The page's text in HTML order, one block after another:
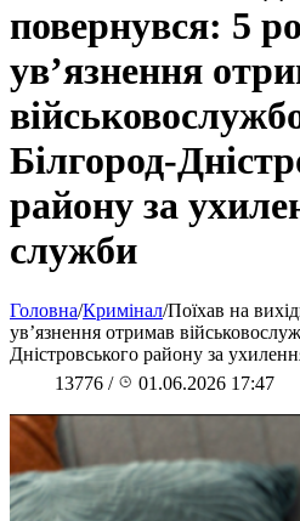
повернувся: 5
ув’язнення
Білгород-
району за
служби
Головна/Кримінал/Поїхав на
ув’язнення отримав
Дністровського району за
13776 / 01.06.2026 17:47